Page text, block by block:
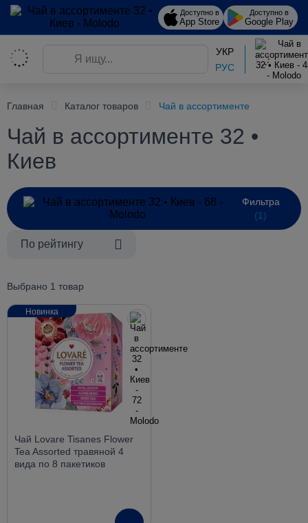
Доступно в
App Store
Доступно в
Google Play
УКР
РУС
Главная Каталог товаров Чай в ассортименте
Чай в ассортименте 32 •
Киев
Фильтра
(1)
По рейтингу
Выбрано 1 товар
Чай Lovare Tisanes Flower
Tea Assorted травяной 4
вида по 8 пакетиков
Новинка